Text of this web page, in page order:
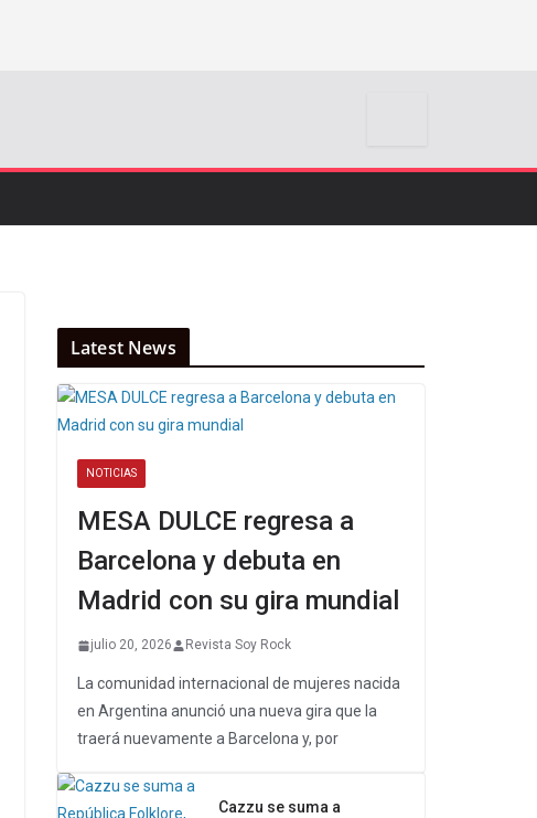
Latest News
NOTICIAS
MESA DULCE regresa a
Barcelona y debuta en
Madrid con su gira mundial
julio 20, 2026 Revista Soy Rock
La comunidad internacional de mujeres nacida
en Argentina anunció una nueva gira que la
traerá nuevamente a Barcelona y, por
Cazzu se suma a